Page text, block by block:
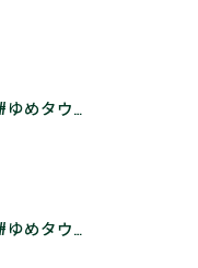
#板野郡買取 #ゆめタウン徳島店 #藍住町買取 #買取大吉 ...
#板野郡買取 #ゆめタウン徳島店 #藍住町買取 #買取大吉 ...